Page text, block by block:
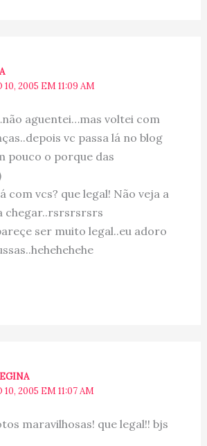
10, 2005 EM 11:09 AM
aguentei…mas voltei com
vc passa lá no blog
pouco o porque das
com vcs? que legal! Não veja a
chegar..rsrsrsrsrs
ser muito legal..eu adoro
10, 2005 EM 11:07 AM
maravilhosas! que legal!! bjs